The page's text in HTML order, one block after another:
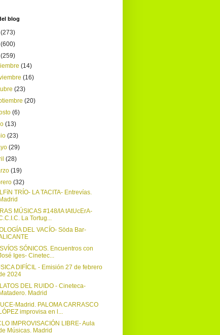
blog
(273)
(600)
(259)
(14)
(16)
(23)
(20)
(6)
(13)
(23)
(29)
(28)
(19)
(32)
TRÍO- LA TACITA- Entrevías.
Madrid
MÚSICAS #148/lA tAtUcErA-
La Tortug...
DEL VACÍO- Söda Bar-
SÓNICOS. Encuentros con
Iges- Cinetec...
DIFÍCIL - Emisión 27 de febrero
2024
DEL RUIDO - Cineteca-
Matadero. Madrid
Madrid. PALOMA CARRASCO
LÓPEZ improvisa en l...
IMPROVISACIÓN LIBRE- Aula
Músicas. Madrid